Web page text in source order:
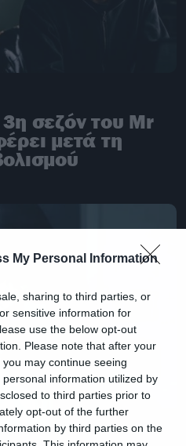
My Personal Information
sharing to third parties, or
sensitive information for
use the below opt-out
Please note that after your
may continue seeing
information utilized by
to third parties prior to
opt-out of the further
by third parties on the
σεζόν του Mr
μετά τη